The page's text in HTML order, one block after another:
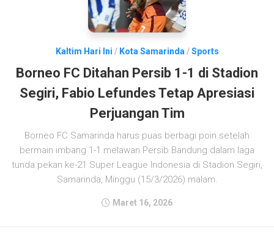
Kaltim Hari Ini / Kota Samarinda /Sports
Borneo FC Ditahan Persib 1-1 di Stadion
Segiri, Fabio Lefundes Tetap Apresiasi
Perjuangan Tim
Borneo FC Samarinda harus puas berbagi poin setelah
bermain imbang 1-1 melawan Persib Bandung dalam laga
tunda pekan ke-21 Super League Indonesia di Stadion Segiri,
Samarinda, Minggu (15/3/2026) malam.
Maret 16, 2026